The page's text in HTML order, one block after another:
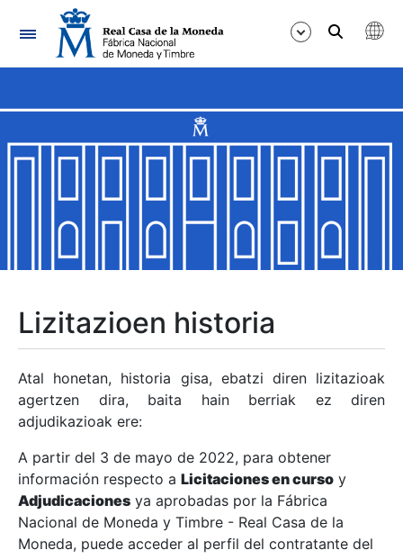
Nabigazioa
Erakutsi/Ezkutatu
Erakutsi/Ezkutatu
Erakutsi/Ezkutatu
Erakutsi/Ezkutatu
Erakutsi/Ezkutatu
Erakutsi/Ezkutatu
Erakutsi/Ezkutatu
Lizitazioen historia
Atal honetan, historia gisa, ebatzi diren lizitazioak
agertzen dira, baita hain berriak ez diren
adjudikazioak ere:
A partir del 3 de mayo de 2022, para obtener
información respecto a Licitaciones en curso y
Adjudicaciones ya aprobadas por la Fábrica
Nacional de Moneda y Timbre - Real Casa de la
Moneda, puede acceder al perfil del contratante del